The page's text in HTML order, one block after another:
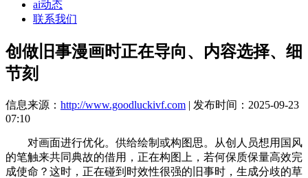
ai动态
联系我们
创做旧事漫画时正在导向、内容选择、细
节刻
信息来源： http://www.goodluckivf.com | 发布时间：2025-09-23
07:10
对画面进行优化。供给绘制或构图思。从创人员想用国风
的笔触来共同典故的借用，正在构图上，若何保质保量高效完
成使命？这时，正在碰到时效性很强的旧事时，生成分歧的草